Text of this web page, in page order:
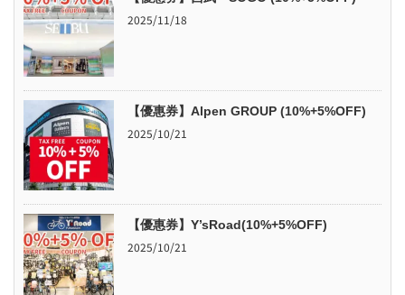
2025/11/18
【優惠券】Alpen GROUP (10%+5%OFF)
2025/10/21
【優惠券】Y’sRoad(10%+5%OFF)
2025/10/21